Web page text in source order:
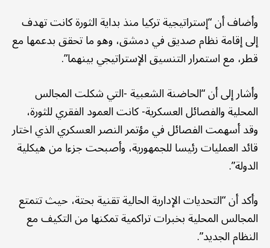
وأضاف أن “إستراتيجية تركيا منذ بداية الثورة كانت تهدف
إلى إقامة نظام صديق في دمشق، وهو ما تحقق بدعمها مع
قطر، مع استمرار التنسيق الإستراتيجي بينهما”.
وأشار إلى أن “الحاضنة الشعبية -التي شكلت المجالس
المحلية والفصائل العسكرية- كانت العمود الفقري للثورة،
وقد أسهمت الفصائل في مؤتمر النصر العسكري الذي اختار
قائد العمليات رئيسا للجمهورية، وأصبحت جزءا من هيكلية
الدولة”.
وأكد أن “التحديات الإدارية الحالية تقنية بحتة، حيث تتمتع
المجالس المحلية بخبرات تراكمية تمكنها من التكيف مع
النظام الجديد”.